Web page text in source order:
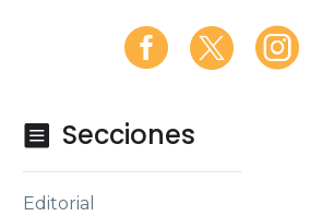
 Secciones
Editorial